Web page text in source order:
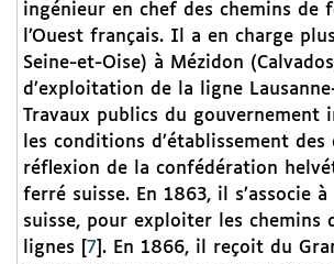
ingénieur en chef des chemins de
l’Ouest français. Il a en charge
Seine-et-Oise) à Mézidon
d’exploitation de la ligne
Travaux publics du gouvernement
les conditions d’établissement
réflexion de la confédération
ferré suisse. En 1863, il s’associe
suisse, pour exploiter les chemins
lignes
7 . En 1866, il reçoit du